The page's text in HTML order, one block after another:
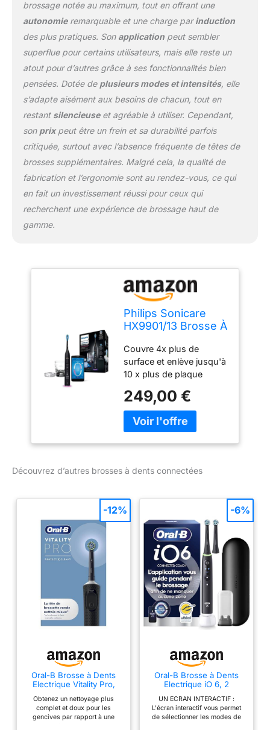
brossage notée au maximum, tout en offrant une
autonomieremarquable et une charge parinduction
des plus pratiques. Son applicationpeut sembler
superflue pour certains utilisateurs, mais elle reste un
atout pour d’autres grâce à ses fonctionnalités bien
pensées. Dotée de plusieurs modes et intensités, elle
s’adapte aisément aux besoins de chacun, tout en
restant silencieuseet agréable à utiliser. Cependant,
son prixpeut être un frein et sa durabilité parfois
critiquée, surtout avec l’absence fréquente de têtes de
brosses supplémentaires. Malgré cela, la qualité de
fabrication et l’ergonomie sont au rendez-vous, ce qui
en fait un investissement réussi pour ceux qui
recherchent une expérience de brossage haut de
gamme.
Philips Sonicare
HX9901/13 Brosse À
DiamondClean
Smart Connectée,
Capteurs
intelligents de tête
de brosse, 4 modes
et 3 réglages
d'intensité - Noir
Couvre 4x plus de
surface et enlève jusqu'à
10 x plus de plaque
d'intensités : doux,
medium, intense + 4
modes Grâce à
brossages pour
Indicateur de
changement de la tête de
brosse avec la
technologie BrushSync
Indicateur de batterie /
Jusqu'à 2 semaines
d'autonomie Cette
brosse à dents bénéficie
de la technologie
Amazon Dash
Replenishment que vous
de vous avertir et de
automatiquement vos
têtes de brosse lorsqu'il
est nécessaire de les
remplacer.
249,00 €
Découvrez d’autres brosses à dents connectées
Oral-B Brosse à Dents
Electrique Vitality Pro,
Obtenez un nettoyage plus
complet et doux pour les
gencives par rapport à une
-12%
Oral-B Brosse à Dents
Electrique iO 6, 2
Noire
UN ECRAN INTERACTIF :
L'écran interactif vous permet
de sélectionner les modes de
-6%